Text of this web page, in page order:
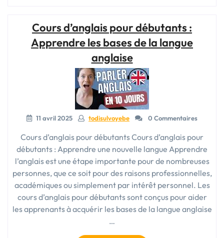
en
Anglais:
Comment
Commencer
votre
Apprentissage »
Cours d’anglais pour débutants :
Apprendre les bases de la langue
anglaise
11 avril 2025 todisulvoyebe 0 Commentaires
Cours d’anglais pour débutants Cours d’anglais pour
débutants : Apprendre une nouvelle langue Apprendre
l’anglais est une étape importante pour de nombreuses
personnes, que ce soit pour des raisons professionnelles,
académiques ou simplement par intérêt personnel. Les
cours d’anglais pour débutants sont conçus pour aider
les apprenants à acquérir les bases de la langue anglaise
…